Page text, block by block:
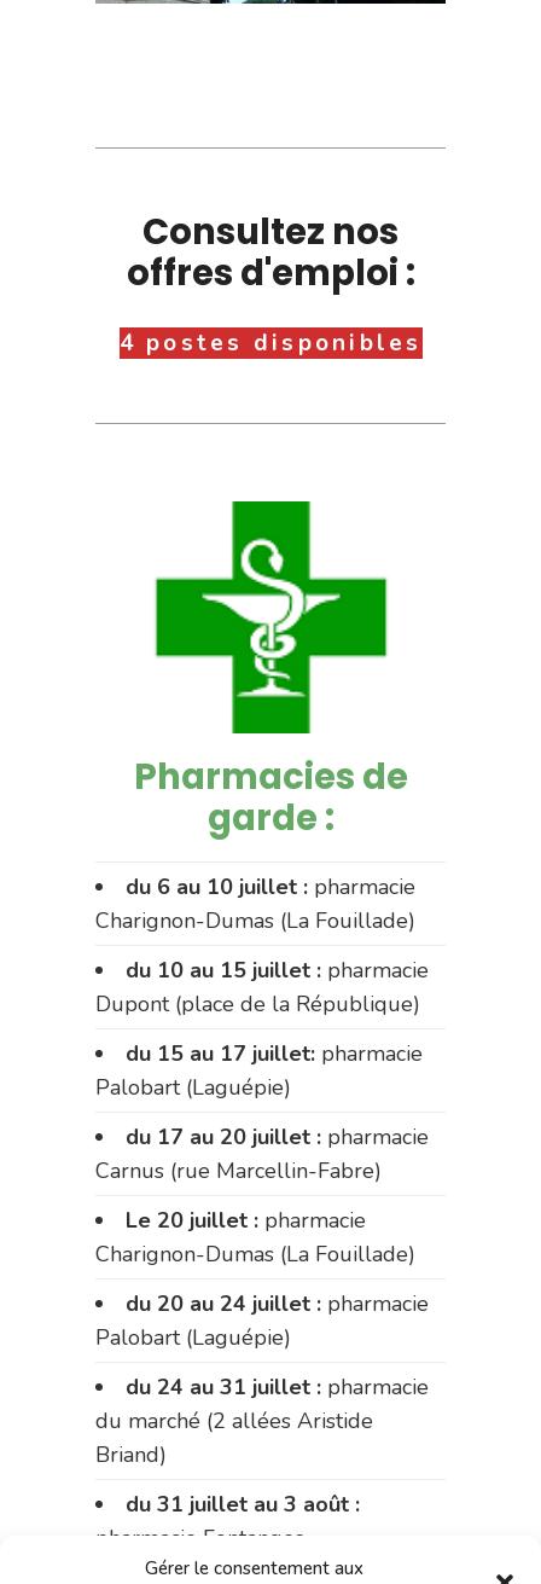
Gérer le consentement aux
Consultez nos
offres d'emploi :
4 postes disponibles
Pharmacies de
garde :
du 6 au 10 juillet : pharmacie
Charignon-Dumas (La Fouillade)
du 10 au 15 juillet : pharmacie
Dupont (place de la République)
du 15 au 17 juillet: pharmacie
Palobart (Laguépie)
du 17 au 20 juillet : pharmacie
Carnus (rue Marcellin-Fabre)
Le 20 juillet : pharmacie
Charignon-Dumas (La Fouillade)
du 20 au 24 juillet : pharmacie
Palobart (Laguépie)
du 24 au 31 juillet : pharmacie
du marché (2 allées Aristide
Briand)
du 31 juillet au 3 août :
pharmacie Fontanges